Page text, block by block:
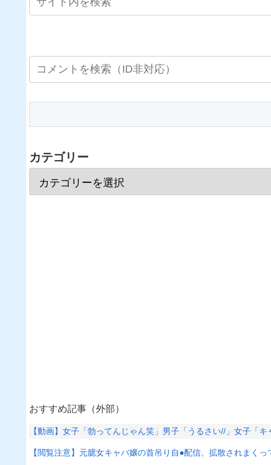
カテゴリー
おすすめ記事（外部）
【動画】女子「勃ってんじゃん笑」男子「うるさい//」女子「
【閲覧注意】元臆女キャバ嬢の首吊り自●配信、拡散されまく